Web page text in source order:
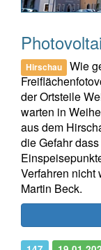
Hirschau
Wie
der Ortsteile
warten in
aus dem
die Gefahr
Verfahren nicht
Martin Beck.